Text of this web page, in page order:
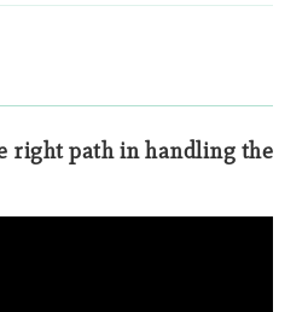
right path in handling the